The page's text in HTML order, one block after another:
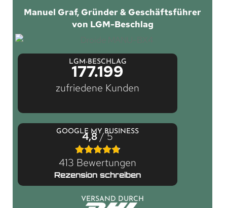
Manuel Graf, Gründer & Geschäftsführer
von LGM-Beschlag
LGM-BESCHLAG
177.199
zufriedene Kunden
GOOGLE MY BUSINESS
4,8/ 5
413 Bewertungen
Rezension schreiben
VERSAND DURCH